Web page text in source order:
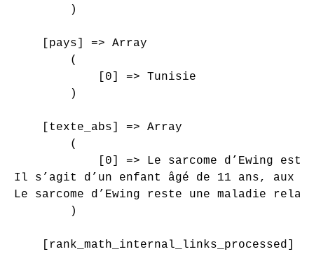
        )
    [pays] => Array
        (
            [0] => Tunisie
        )
    [texte_abs] => Array
        (
[0] => Le sarcome d’Ewing est
Il s’agit d’un enfant âgé de 11 ans, aux
Le sarcome d’Ewing reste une maladie
        )
[rank_math_internal_links_processed]